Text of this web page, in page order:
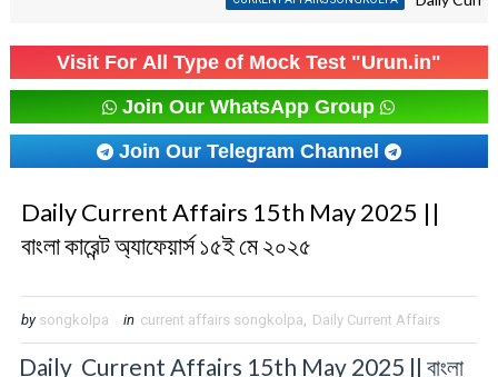
Visit For All Type of Mock Test "Urun.in"
Join Our WhatsApp Group
Join Our Telegram Channel
Daily Current Affairs 15th May 2025 ||
বাংলা কারেন্ট অ্যাফেয়ার্স ১৫ই মে ২০২৫
by songkolpa in current affairs songkolpa, Daily Current Affairs
Daily Current Affairs 15th May 2025 || বাংলা